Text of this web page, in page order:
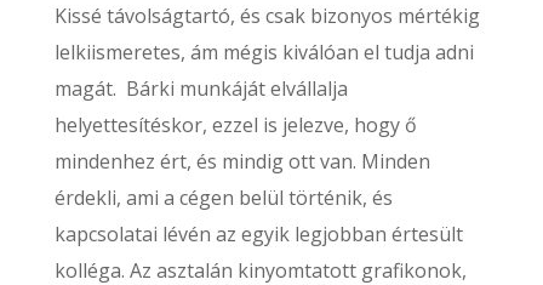
Kissé távolságtartó, és csak bizonyos mértékig
lelkiismeretes, ám mégis kiválóan el tudja adni
magát. Bárki munkáját elvállalja
helyettesítéskor, ezzel is jelezve, hogy ő
mindenhez ért, és mindig ott van. Minden
érdekli, ami a cégen belül történik, és
kapcsolatai lévén az egyik legjobban értesült
kolléga. Az asztalán kinyomtatott grafikonok,